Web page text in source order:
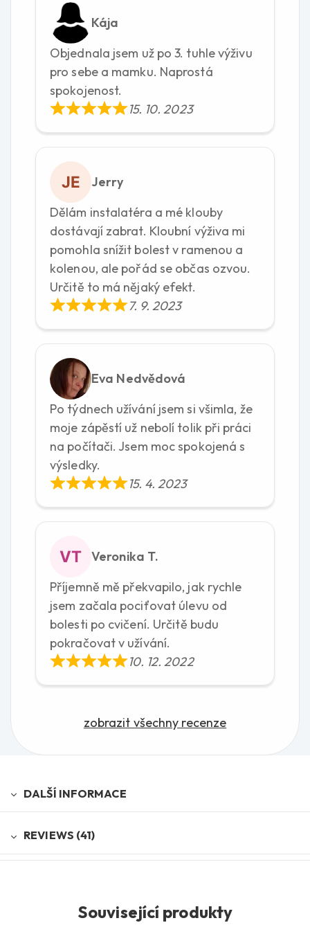
15. 10. 2023
Objednala jsem už po 3. tuhle výživu
pro sebe a mamku. Naprostá
spokojenost.
Kája
7. 9. 2023
Dělám instalatéra a mé klouby
dostávají zabrat. Kloubní výživa mi
pomohla snížit bolest v ramenou a
kolenou, ale pořád se občas ozvou.
Určitě to má nějaký efekt.
Jerry
15. 4. 2023
Po týdnech užívání jsem si všimla, že
moje zápěstí už nebolí tolik při práci
na počítači. Jsem moc spokojená s
výsledky.
Eva Nedvědová
10. 12. 2022
Příjemně mě překvapilo, jak rychle
jsem začala pociťovat úlevu od
bolesti po cvičení. Určitě budu
pokračovat v užívání.
Veronika T.
zobrazit všechny recenze
DALŠÍ INFORMACE
REVIEWS (41)
Související produkty